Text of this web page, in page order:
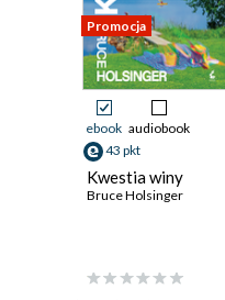
Promocja
ebook audiobook
43 pkt
Kwestia winy
Bruce Holsinger